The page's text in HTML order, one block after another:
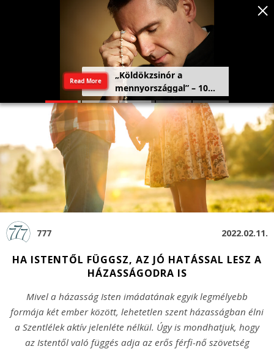
777 2022.02.11.
HA ISTENTŐL FÜGGSZ, AZ JÓ HATÁSSAL LESZ A
HÁZASSÁGODRA IS
Mivel a házasság Isten imádatának egyik legmélyebb
formája két ember között, lehetetlen szent házasságban élni
a Szentlélek aktív jelenléte nélkül. Úgy is mondhatjuk, hogy
az Istentől való függés adja az erős férfi-nő szövetség
Szeretetország: a haza,
amely a szívben kezdődik
Read More